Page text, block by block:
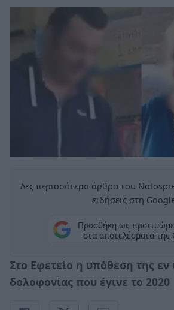
Δες περισσότερα άρθρα του
ειδήσεις στη
Προσθήκη ως
στα αποτελέσματα της
Στο Εφετείο η υπόθεση της
δολοφονίας που έγινε το 2020